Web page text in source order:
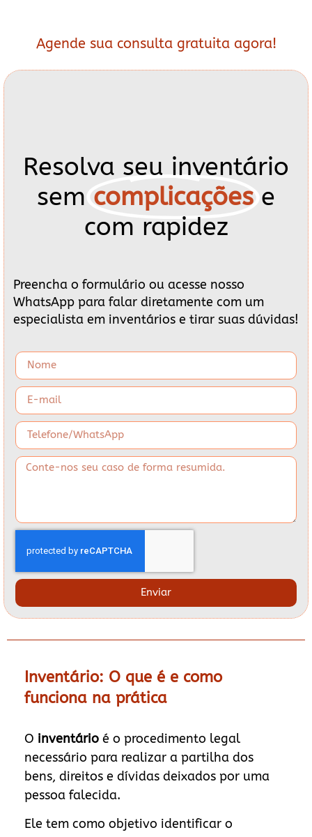
Agende sua consulta gratuita agora!
Resolva seu inventário
sem complicações e
com rapidez
Preencha o formulário ou acesse nosso
WhatsApp para falar diretamente com um
especialista em inventários e tirar suas dúvidas!
Enviar
Inventário: O que é e como
funciona na prática
O inventário é o procedimento legal
necessário para realizar a partilha dos
bens, direitos e dívidas deixados por uma
pessoa falecida.
Ele tem como objetivo identificar o